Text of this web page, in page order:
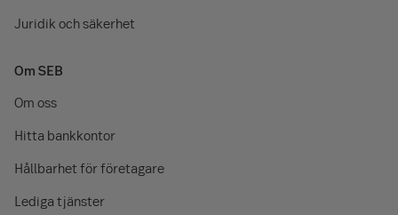
Juridik och säkerhet
Om SEB
Om oss
Hitta bankkontor
Hållbarhet för företagare
Lediga tjänster